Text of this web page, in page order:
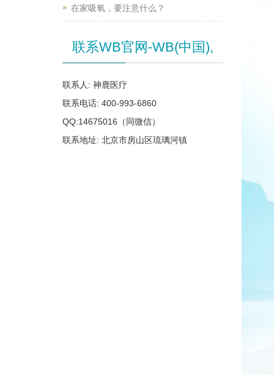
在家吸氧，要注意什么？
联系WB官网-WB(中国),
联系人: 神鹿医疗
联系电话: 400-993-6860
QQ:14675016（同微信）
联系地址: 北京市房山区琉璃河镇